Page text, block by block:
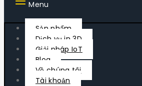
Menu
Sản phẩm
Dịch vụ in 3D
Giải pháp IoT
Blog
Về chúng tôi
Tài khoản